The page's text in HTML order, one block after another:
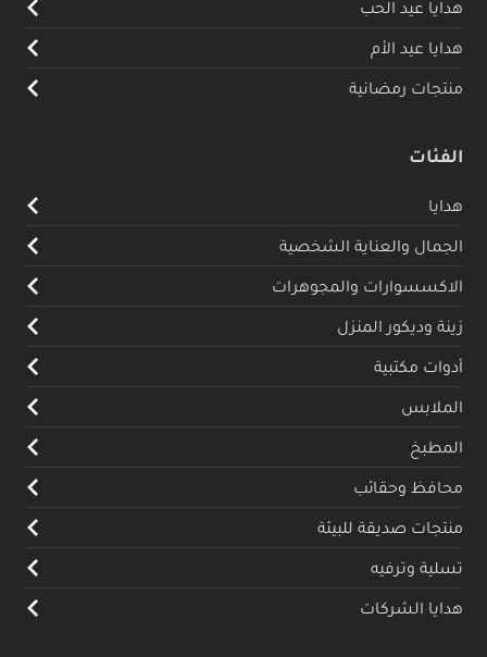
هدايا عيد الحب
هدايا عيد الأم
منتجات رمضانية
الفئات
هدايا
الجمال والعناية الشخصية
الاكسسوارات والمجوهرات
زينة وديكور المنزل
أدوات مكتبية
الملابس
المطبخ
محافظ وحقائب
منتجات صديقة للبيئة
تسلية وترفيه
هدايا الشركات